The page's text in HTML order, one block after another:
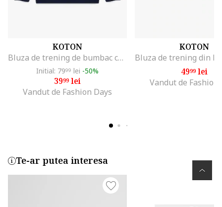
KOTON
Bluza de trening de bumbac cu fermoar scurt, Albastru ultramarin
Initial: 7999 lei -50%
3999lei
Vandut de Fashion Days
KOTON
4999lei
Vandut de Fashion
Te-ar putea interesa